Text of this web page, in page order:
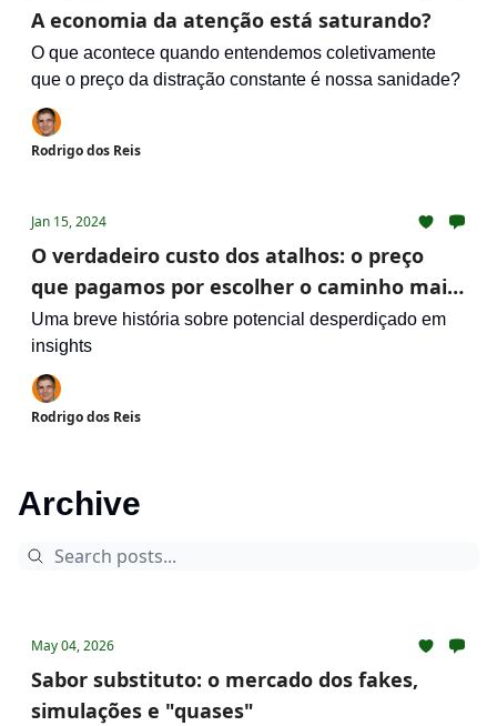
A economia da atenção está saturando?
O que acontece quando entendemos coletivamente
que o preço da distração constante é nossa sanidade?
Rodrigo dos Reis
Jan 15, 2024
O verdadeiro custo dos atalhos: o preço
que pagamos por escolher o caminho mais
fácil, rápido e barato
Uma breve história sobre potencial desperdiçado em
insights
Rodrigo dos Reis
Archive
May 04, 2026
Sabor substituto: o mercado dos fakes,
simulações e "quases"